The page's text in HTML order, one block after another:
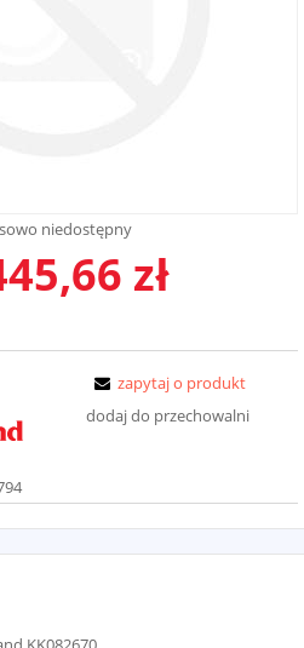
niedostępny
zł
zapytaj o produkt
dodaj do przechowalni